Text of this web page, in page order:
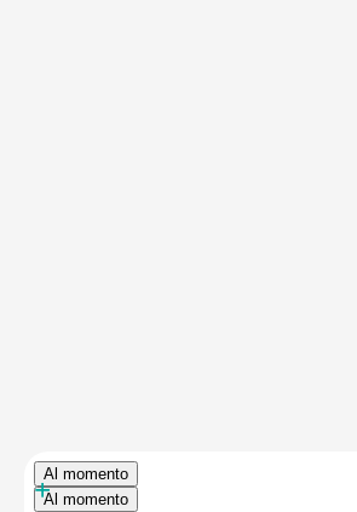
Al momento
Al momento
+